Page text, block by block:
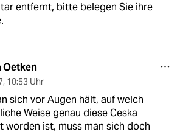
entfernt, bitte belegen Sie ihre
Oetken
, 10:53 Uhr
sich vor Augen hält, auf welch
Weise genau diese Ceska
worden ist, muss man sich doch